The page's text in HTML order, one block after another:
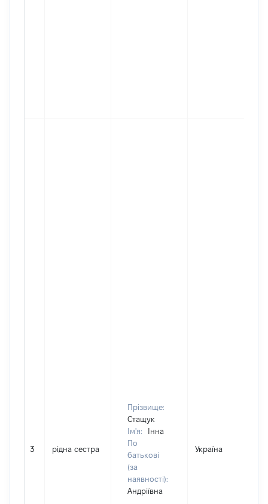
3 рідна сестра
Прізвище:
Стащук
Ім'я:
Інна
По
батькові
(за
наявності):
Андріївна
Україна